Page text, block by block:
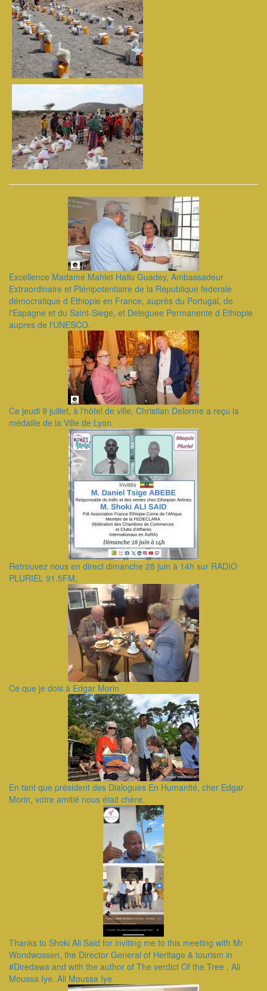
Excellence Madame Mahlet Hailu Guadey, Ambassadeur
Extraordinaire et Plénipotentiaire de la Republique federale
démocratique d Ethiopie en France, auprès du Portugal, de
l'Espagne et du Saint-Siege, et Deleguee Permanente d Ethiopie
aupres de l'UNESCO.
Ce jeudi 9 juillet, à l'hôtel de ville, Christian Delorme a reçu la
médaille de la Ville de Lyon
Retrouvez nous en direct dimanche 28 juin à 14h sur RADIO
PLURIEL 91.5FM,
Ce que je dois à Edgar Morin
En tant que président des Dialogues En Humanité, cher Edgar
Morin, votre amitié nous était chère.
Thanks to Shoki Ali Said for inviting me to this meeting with Mr
Wondwossen, the Director General of Heritage & tourism in
#Diredawa and with the author of The verdict Of the Tree , Ali
Moussa Iye. Ali Moussa Iye